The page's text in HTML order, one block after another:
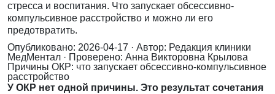
стресса и воспитания. Что запускает обсессивно-
компульсивное расстройство и можно ли его
предотвратить.
Опубликовано: 2026-04-17 · Автор: Редакция клиники
МедМентал · Проверено: Анна Викторовна Крылова
Причины ОКР: что запускает обсессивно-компульсивное
расстройство
У ОКР нет одной причины. Это результат сочетания